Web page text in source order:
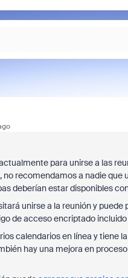
para unirse a las
recomendamos a nadie
deberían estar disponibles
unirse a la reunión y
de acceso encriptado
calendarios en línea y tiene
hay una mejora en